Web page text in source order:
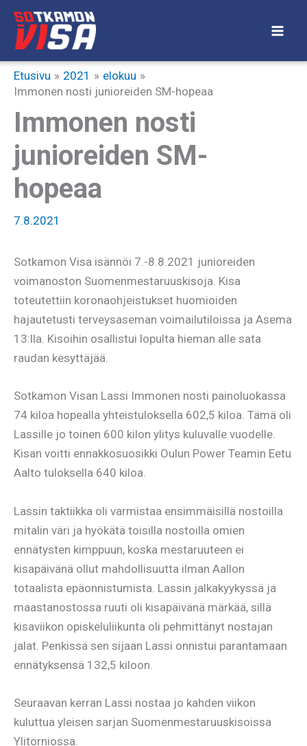
Siirry
sisältöön
Etusivu 2021
elokuu
Immonen nosti junioreiden SM-hopeaa
Immonen nosti
junioreiden SM-
hopeaa
7.8.2021
Sotkamon Visa isännöi 7.-8.8.2021 junioreiden
voimanoston Suomenmestaruuskisoja. Kisa
toteutettiin koronaohjeistukset huomioiden
hajautetusti terveysaseman voimailutiloissa ja Asema
13:lla. Kisoihin osallistui lopulta hieman alle sata
raudan kesyttäjää.
Sotkamon Visan Lassi Immonen nosti painoluokassa
74 kiloa hopealla yhteistuloksella 602,5 kiloa. Tämä oli
Lassille jo toinen 600 kilon ylitys kuluvalle vuodelle.
Kisan voitti ennakkosuosikki Oulun Power Teamin Eetu
Aalto tuloksella 640 kiloa.
Lassin taktiikka oli varmistaa ensimmäisillä nostoilla
mitalin väri ja hyökätä toisilla nostoilla omien
ennätysten kimppuun, koska mestaruuteen ei
kisapäivänä ollut mahdollisuutta ilman Aallon
totaalista epäonnistumista. Lassin jalkakyykyssä ja
maastanostossa ruuti oli kisapäivänä märkää, sillä
kisaviikon opiskeluliikunta oli pehmittänyt nostajan
jalat. Penkissä sen sijaan Lassi onnistui parantamaan
ennätyksensä 132,5 kiloon.
Seuraavan kerran Lassi nostaa jo kahden viikon
kuluttua yleisen sarjan Suomenmestaruuskisoissa
Ylitorniossa.